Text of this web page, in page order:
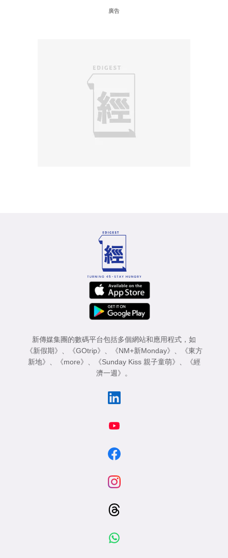
廣告
新傳媒集團的數碼平台包括多個網站和應用程式，如
《新假期》
《GOtrip》 《NM+新Monday》
《東方
新地》
《more》 《Sunday Kiss 親子童萌》
《經
濟一週》
。